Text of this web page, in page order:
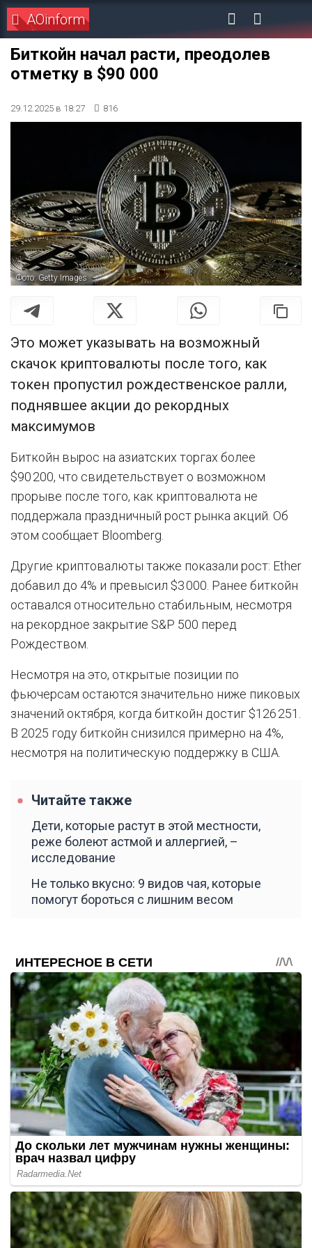
AOinform
Биткойн начал расти, преодолев
отметку в $90 000
29.12.2025 в 18:27 816
Фото: Getty Images
Это может указывать на возможный
скачок криптовалюты после того, как
токен пропустил рождественское ралли,
поднявшее акции до рекордных
максимумов
Биткойн вырос на азиатских торгах более
$90 200, что свидетельствует о возможном
прорыве после того, как криптовалюта не
поддержала праздничный рост рынка акций. Об
этом сообщает Bloomberg.
Другие криптовалюты также показали рост: Ether
добавил до 4% и превысил $3 000. Ранее биткойн
оставался относительно стабильным, несмотря
на рекордное закрытие S&P 500 перед
Рождеством.
Несмотря на это, открытые позиции по
фьючерсам остаются значительно ниже пиковых
значений октября, когда биткойн достиг $126 251.
В 2025 году биткойн снизился примерно на 4%,
несмотря на политическую поддержку в США.
Читайте также
Дети, которые растут в этой местности,
реже болеют астмой и аллергией, –
исследование
Не только вкусно: 9 видов чая, которые
помогут бороться с лишним весом